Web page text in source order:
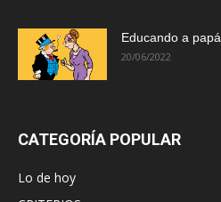
Educando a papá
20/06/2022
CATEGORÍA POPULAR
Lo de hoy